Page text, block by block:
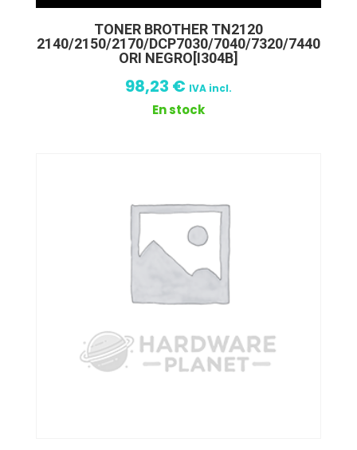
TONER BROTHER TN2120
2140/2150/2170/DCP7030/7040/7320/7440
ORI NEGRO[I304B]
98,23 € IVA incl.
En stock